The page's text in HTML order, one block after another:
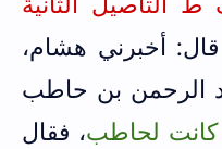
أخبرني هشام،
الرحمن بن حاطب
كانت لحاطب، فقال